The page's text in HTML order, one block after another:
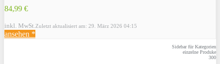
84,99 €
inkl. MwSt. Zuletzt aktualisiert am: 29. März 2026 04:15
ansehen *
Sidebar für Kategorien
einzelne Produke
300